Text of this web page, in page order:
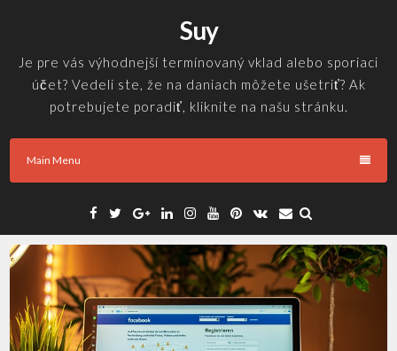
content
Suy
Je pre vás výhodnejší termínovaný vklad alebo sporiaci
účet? Vedeli ste, že na daniach môžete ušetriť? Ak
potrebujete poradiť, kliknite na našu stránku.
Main Menu
Facebook
TwitterGoogleLinkedinInstagramYouTube
Pinterest
VK Email